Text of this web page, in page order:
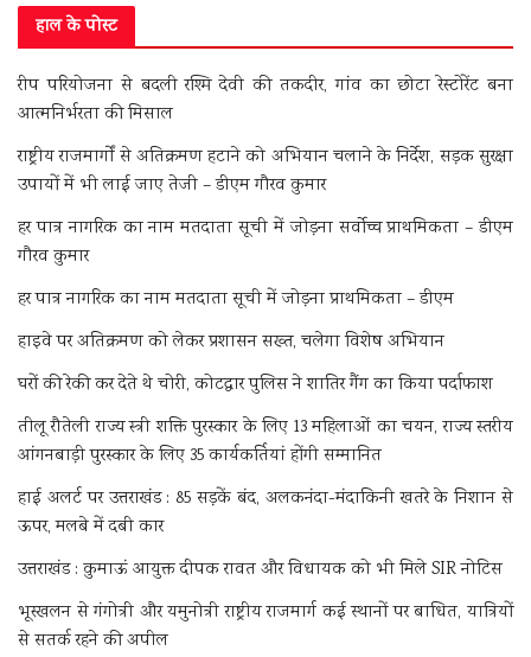
हाल के पोस्ट
रीप परियोजना से बदली रश्मि देवी की तकदीर, गांव का छोटा रेस्टोरेंट बना
आत्मनिर्भरता की मिसाल
राष्ट्रीय राजमार्गों से अतिक्रमण हटाने को अभियान चलाने के निर्देश, सड़क सुरक्षा
उपायों में भी लाई जाए तेजी – डीएम गौरव कुमार
हर पात्र नागरिक का नाम मतदाता सूची में जोड़ना सर्वोच्च प्राथमिकता – डीएम
गौरव कुमार
हर पात्र नागरिक का नाम मतदाता सूची में जोड़ना प्राथमिकता – डीएम
हाइवे पर अतिक्रमण को लेकर प्रशासन सख्त, चलेगा विशेष अभियान
घरों की रेकी कर देते थे चोरी, कोटद्वार पुलिस ने शातिर गैंग का किया पर्दाफाश
तीलू रौतेली राज्य स्त्री शक्ति पुरस्कार के लिए 13 महिलाओं का चयन, राज्य स्तरीय
आंगनबाड़ी पुरस्कार के लिए 35 कार्यकर्तियां होंगी सम्मानित
हाई अलर्ट पर उत्तराखंड : 85 सड़कें बंद, अलकनंदा-मंदाकिनी खतरे के निशान से
ऊपर, मलबे में दबी कार
उत्तराखंड : कुमाऊं आयुक्त दीपक रावत और विधायक को भी मिले SIR नोटिस
भूस्खलन से गंगोत्री और यमुनोत्री राष्ट्रीय राजमार्ग कई स्थानों पर बाधित, यात्रियों
से सतर्क रहने की अपील